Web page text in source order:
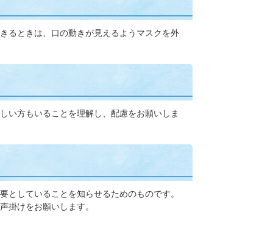
るときは、口の動きが見えるようマスクを外
い方もいることを理解し、配慮をお願いしま
していることを知らせるためのものです。
掛けをお願いします。